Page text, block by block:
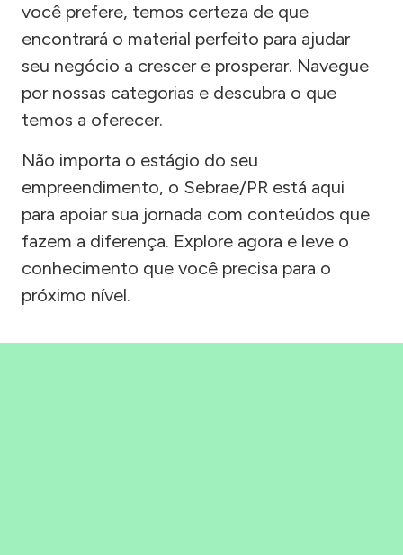
você prefere, temos certeza de que
encontrará o material perfeito para ajudar
seu negócio a crescer e prosperar. Navegue
por nossas categorias e descubra o que
temos a oferecer.
Não importa o estágio do seu
empreendimento, o Sebrae/PR está aqui
para apoiar sua jornada com conteúdos que
fazem a diferença. Explore agora e leve o
conhecimento que você precisa para o
próximo nível.